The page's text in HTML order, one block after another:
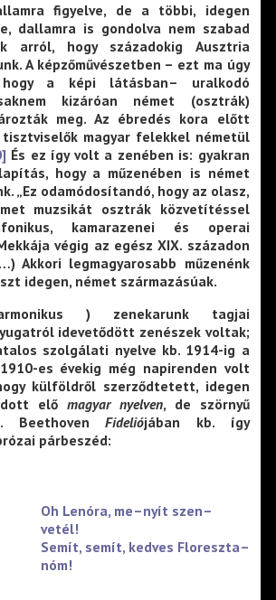
figyelve, de a többi, idegen
dallamra is gondolva nem szabad
arról, hogy századokig Ausztria
A képzőművészetben – ezt ma úgy
hogy a képi látásban– uralkodó
kizáróan német (osztrák)
meg. Az ébredés kora előtt
tisztviselők magyar felekkel németül
És ez így volt a zenében is: gyakran
hogy a műzenében is német
„Ez odamódosítandó, hogy az olasz,
muzsikát osztrák közvetítéssel
kamarazenei és operai
végig az egész XIX. századon
Akkori legmagyarosabb műzenénk
idegen, német származásúak.
) zenekarunk tagjai
idevetődött zenészek voltak;
szolgálati nyelve kb. 1914-ig a
es évekig még napirenden volt
külföldről szerződtetett, idegen
elő magyar nyelven, de szörnyű
BeethovenFideliójában kb. így
párbeszéd:
Oh Lenóra, me–nyít szen–
vetél!
Semít, semít, kedves Floreszta–
nóm!